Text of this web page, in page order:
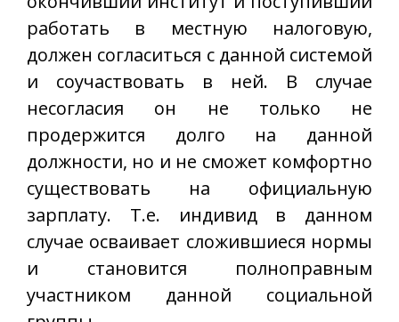
работать в местную налоговую,
должен согласиться с данной системой
и соучаствовать в ней. В случае
несогласия он не только не
продержится долго на данной
должности, но и не сможет комфортно
существовать на официальную
зарплату. Т.е. индивид в данном
случае осваивает сложившиеся нормы
и становится полноправным
участником данной социальной